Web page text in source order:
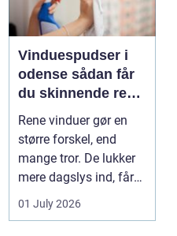
Vinduespudser i
odense sådan får
du skinnende rene
ruder året rundt
Rene vinduer gør en
større forskel, end
mange tror. De lukker
mere dagslys ind, får
hjem og erhvervs...
01 July 2026